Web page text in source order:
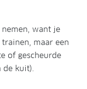
want je
maar een
of gescheurde
de kuit).